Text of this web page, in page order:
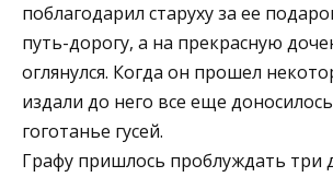
поблагодарил старуху за ее
путь-дорогу, а на прекрасную
оглянулся. Когда он прошел
издали до него все еще
гоготанье гусей.
Графу пришлось проблуждать три